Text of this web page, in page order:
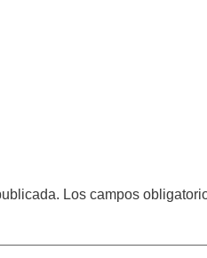
Los campos